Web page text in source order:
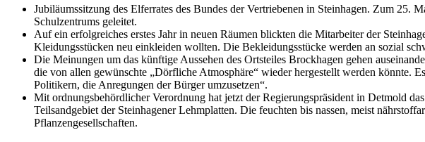
Jubiläumssitzung des Elferrates des Bundes der Vertriebenen in Steinhagen. Zum
Schulzentrums geleitet.
Auf ein erfolgreiches erstes Jahr in neuen Räumen blickten die Mitarbeiter der
Kleidungsstücken neu einkleiden wollten. Die Bekleidungsstücke werden an sozial
Die Meinungen um das künftige Aussehen des Ortsteiles Brockhagen gehen
die von allen gewünschte „Dörfliche Atmosphäre“ wieder hergestellt werden könnte.
Politikern, die Anregungen der Bürger umzusetzen“.
Mit ordnungsbehördlicher Verordnung hat jetzt der Regierungspräsident in Detmold
Teilsandgebiet der Steinhagener Lehmplatten. Die feuchten bis nassen, meist
Pflanzengesellschaften.